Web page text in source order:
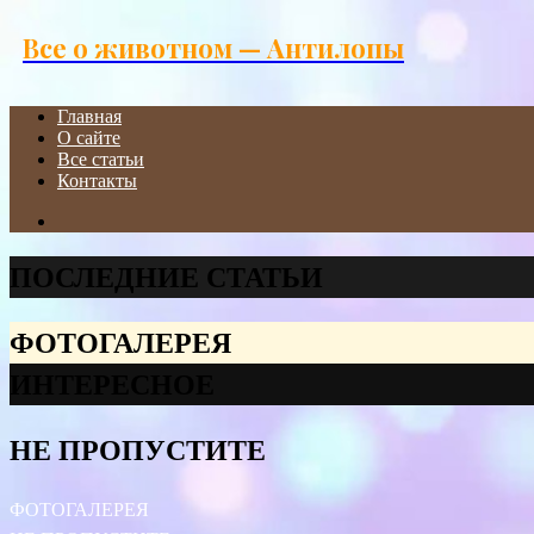
Все о животном — Антилопы
Главная
О сайте
Все статьи
Контакты
ПОСЛЕДНИЕ СТАТЬИ
ФОТОГАЛЕРЕЯ
НЕ ПРОПУСТИТЕ
ФОТОГАЛЕРЕЯ